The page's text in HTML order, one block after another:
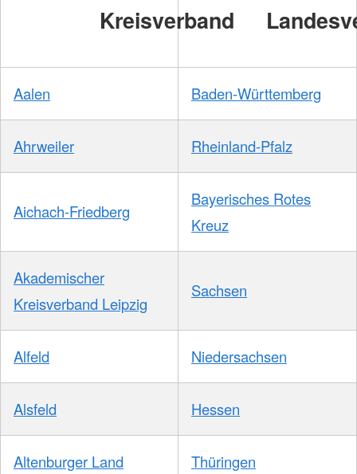
Kreisverband
Aalen Baden-Württemberg
Ahrweiler Rheinland-Pfalz
Aichach-Friedberg
Bayerisches Rotes
Kreuz
Akademischer
Kreisverband Leipzig
Sachsen
Alfeld Niedersachsen
Alsfeld Hessen
Altenburger Land Thüringen